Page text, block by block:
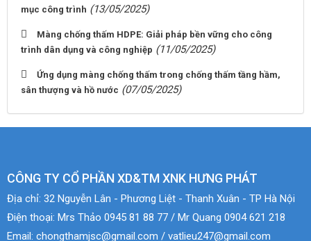
mục công trình (13/05/2025)
Màng chống thấm HDPE: Giải pháp bền vững cho công
trình dân dụng và công nghiệp (11/05/2025)
Ứng dụng màng chống thấm trong chống thấm tầng hầm,
sân thượng và hồ nước (07/05/2025)
CÔNG TY CỔ PHẦN XD&TM XNK HƯNG PHÁT
Địa chỉ: 32 Nguyễn Lân - Phương Liệt - Thanh Xuân - TP Hà Nội
Điện thoại: Mrs Thảo 0945 81 88 77 / Mr Quang 0904 621 218
Email: chongthamjsc@gmail.com / vatlieu247@gmail.com